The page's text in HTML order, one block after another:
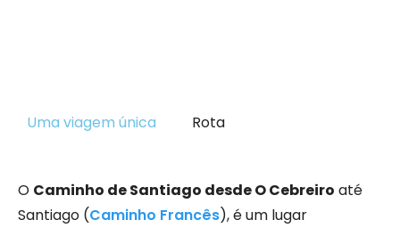
Uma viagem única Rota
O Caminho de Santiago desde O Cebreiro até
Santiago (Caminho Francês), é um lugar